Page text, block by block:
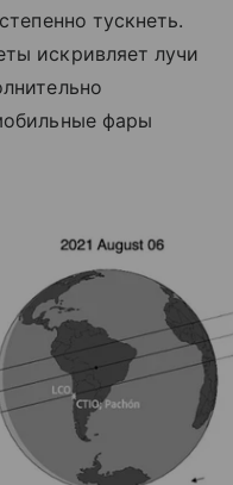
тускнеть.
искривляет лучи
фары